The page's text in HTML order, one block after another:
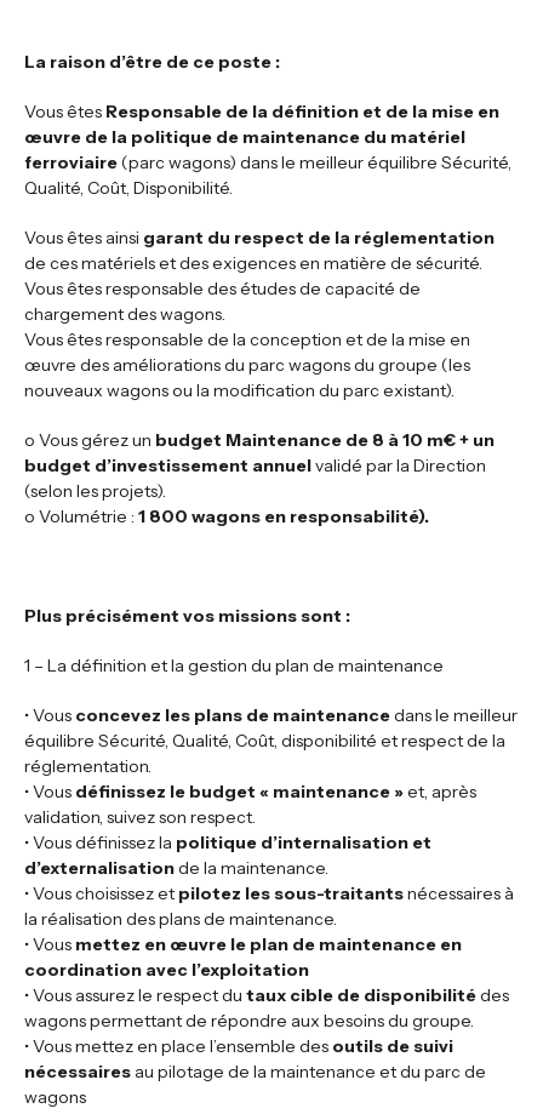
La raison d’être de ce poste :
Vous êtes Responsable de la définition et de la mise en
œuvre de la politique de maintenance du matériel
ferroviaire(parc wagons) dans le meilleur équilibre Sécurité,
Qualité, Coût, Disponibilité.
Vous êtes ainsi garant du respect de la réglementation
de ces matériels et des exigences en matière de sécurité.
Vous êtes responsable des études de capacité de
chargement des wagons.
Vous êtes responsable de la conception et de la mise en
œuvre des améliorations du parc wagons du groupe (les
nouveaux wagons ou la modification du parc existant).
o Vous gérez un budget Maintenance de 8 à 10 m€ + un
budget d’investissement annuelvalidé par la Direction
(selon les projets).
o Volumétrie : 1 800 wagons en responsabilité).
Plus précisément vos missions sont :
1 – La définition et la gestion du plan de maintenance
• Vous concevez les plans de maintenancedans le meilleur
équilibre Sécurité, Qualité, Coût, disponibilité et respect de la
réglementation.
• Vous définissez le budget « maintenance »et, après
validation, suivez son respect.
• Vous définissez la politique d’internalisation et
d’externalisationde la maintenance.
• Vous choisissez et pilotez les sous-traitantsnécessaires à
la réalisation des plans de maintenance.
• Vous mettez en œuvre le plan de maintenance en
coordination avec l’exploitation
• Vous assurez le respect du taux cible de disponibilitédes
wagons permettant de répondre aux besoins du groupe.
• Vous mettez en place l’ensemble des outils de suivi
nécessaires au pilotage de la maintenance et du parc de
wagons